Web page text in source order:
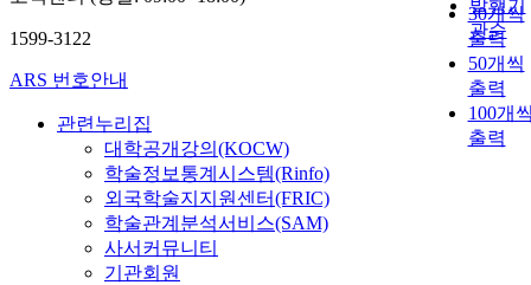
zymogen is dependent
on the interaction
between two
charged proteins, the
zymogen and HIV
protease. In this case,
Coulombic
applications than for
fall applications, and
for trunk injections
than soil injections in
the first year post
treatment. A diverse
발행기
관순
30개씩
출력
50개씩
출력
100개
출력
1599-3122
ARS 번호안내
관련누리집
대학공개강의(KOCW)
학술정보통계시스템(Rinfo)
외국학술지지원센터(FRIC)
학술관계분석서비스(SAM)
사서커뮤니티
기관회원